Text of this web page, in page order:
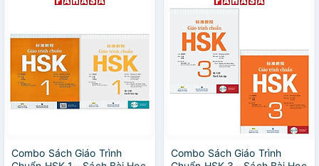
Combo Sách Giáo Trình
Combo Sách Giáo Trình